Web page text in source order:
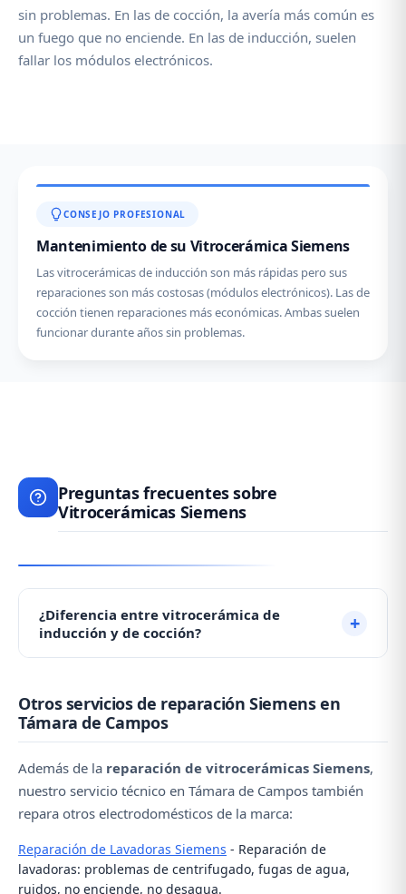
sin problemas. En las de cocción, la avería más común es
un fuego que no enciende. En las de inducción, suelen
fallar los módulos electrónicos.
CONSEJO PROFESIONAL
Mantenimiento de su Vitrocerámica Siemens
Las vitrocerámicas de inducción son más rápidas pero sus
reparaciones son más costosas (módulos electrónicos). Las de
cocción tienen reparaciones más económicas. Ambas suelen
funcionar durante años sin problemas.
Preguntas frecuentes sobre
Vitrocerámicas Siemens
¿Diferencia entre vitrocerámica de
inducción y de cocción?
eficientes, pero sus reparaciones son más costosas
(módulos electrónicos). Las de cocción son más
mantenimiento.
Otros servicios de reparación Siemens en
Támara de Campos
Además de la reparación de vitrocerámicas Siemens,
nuestro servicio técnico en Támara de Campos también
repara otros electrodomésticos de la marca:
Reparación de Lavadoras Siemens - Reparación de
lavadoras: problemas de centrifugado, fugas de agua,
ruidos, no enciende, no desagua.